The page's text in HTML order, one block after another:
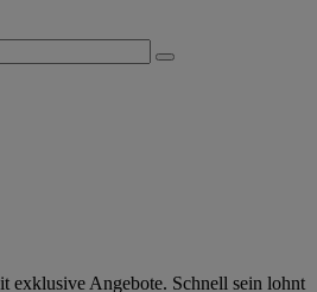
exklusive Angebote. Schnell sein lohnt